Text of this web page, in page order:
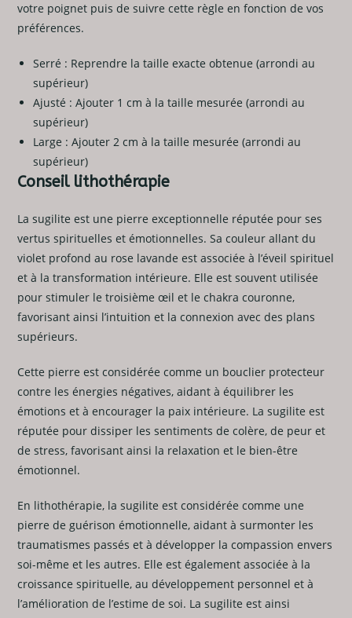
votre poignet puis de suivre cette règle en fonction de vos
préférences.
Serré : Reprendre la taille exacte obtenue (arrondi au
supérieur)
Ajusté : Ajouter 1 cm à la taille mesurée (arrondi au
supérieur)
Large : Ajouter 2 cm à la taille mesurée (arrondi au
supérieur)
Conseil lithothérapie
La sugilite est une pierre exceptionnelle réputée pour ses
vertus spirituelles et émotionnelles. Sa couleur allant du
violet profond au rose lavande est associée à l’éveil spirituel
et à la transformation intérieure. Elle est souvent utilisée
pour stimuler le troisième œil et le chakra couronne,
favorisant ainsi l’intuition et la connexion avec des plans
supérieurs.
Cette pierre est considérée comme un bouclier protecteur
contre les énergies négatives, aidant à équilibrer les
émotions et à encourager la paix intérieure. La sugilite est
réputée pour dissiper les sentiments de colère, de peur et
de stress, favorisant ainsi la relaxation et le bien-être
émotionnel.
En lithothérapie, la sugilite est considérée comme une
pierre de guérison émotionnelle, aidant à surmonter les
traumatismes passés et à développer la compassion envers
soi-même et les autres. Elle est également associée à la
croissance spirituelle, au développement personnel et à
l’amélioration de l’estime de soi. La sugilite est ainsi